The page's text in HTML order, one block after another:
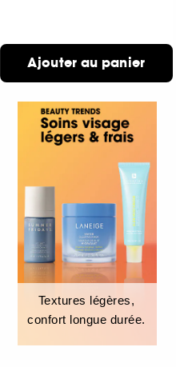
Ajouter au panier
Textures légères,
confort longue durée.